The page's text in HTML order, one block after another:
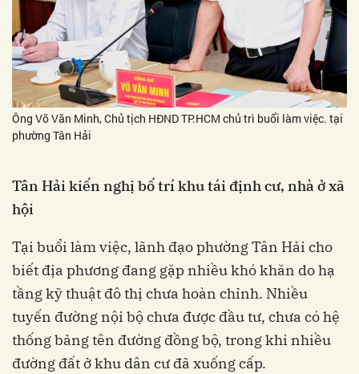
Ông Võ Văn Minh, Chủ tịch HĐND TP.HCM chủ trì buổi làm việc. tại
phường Tân Hải
Tân Hải kiến nghị bố trí khu tái định cư, nhà ở xã
hội
Tại buổi làm việc, lãnh đạo phường Tân Hải cho
biết địa phương đang gặp nhiều khó khăn do hạ
tầng kỹ thuật đô thị chưa hoàn chỉnh. Nhiều
tuyến đường nội bộ chưa được đầu tư, chưa có hệ
thống bảng tên đường đồng bộ, trong khi nhiều
đường đất ở khu dân cư đã xuống cấp.